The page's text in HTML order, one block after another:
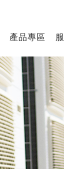
產品專區